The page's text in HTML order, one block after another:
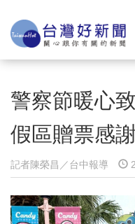
警察節暖心
假區贈票感
記者陳榮昌／台中報導